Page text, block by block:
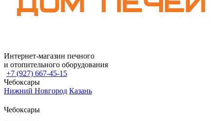
Интернет-магазин печного
и отопительного оборудования
+7 (927) 667-45-15
Чебоксары
Нижний Новгород Казань
Чебоксары